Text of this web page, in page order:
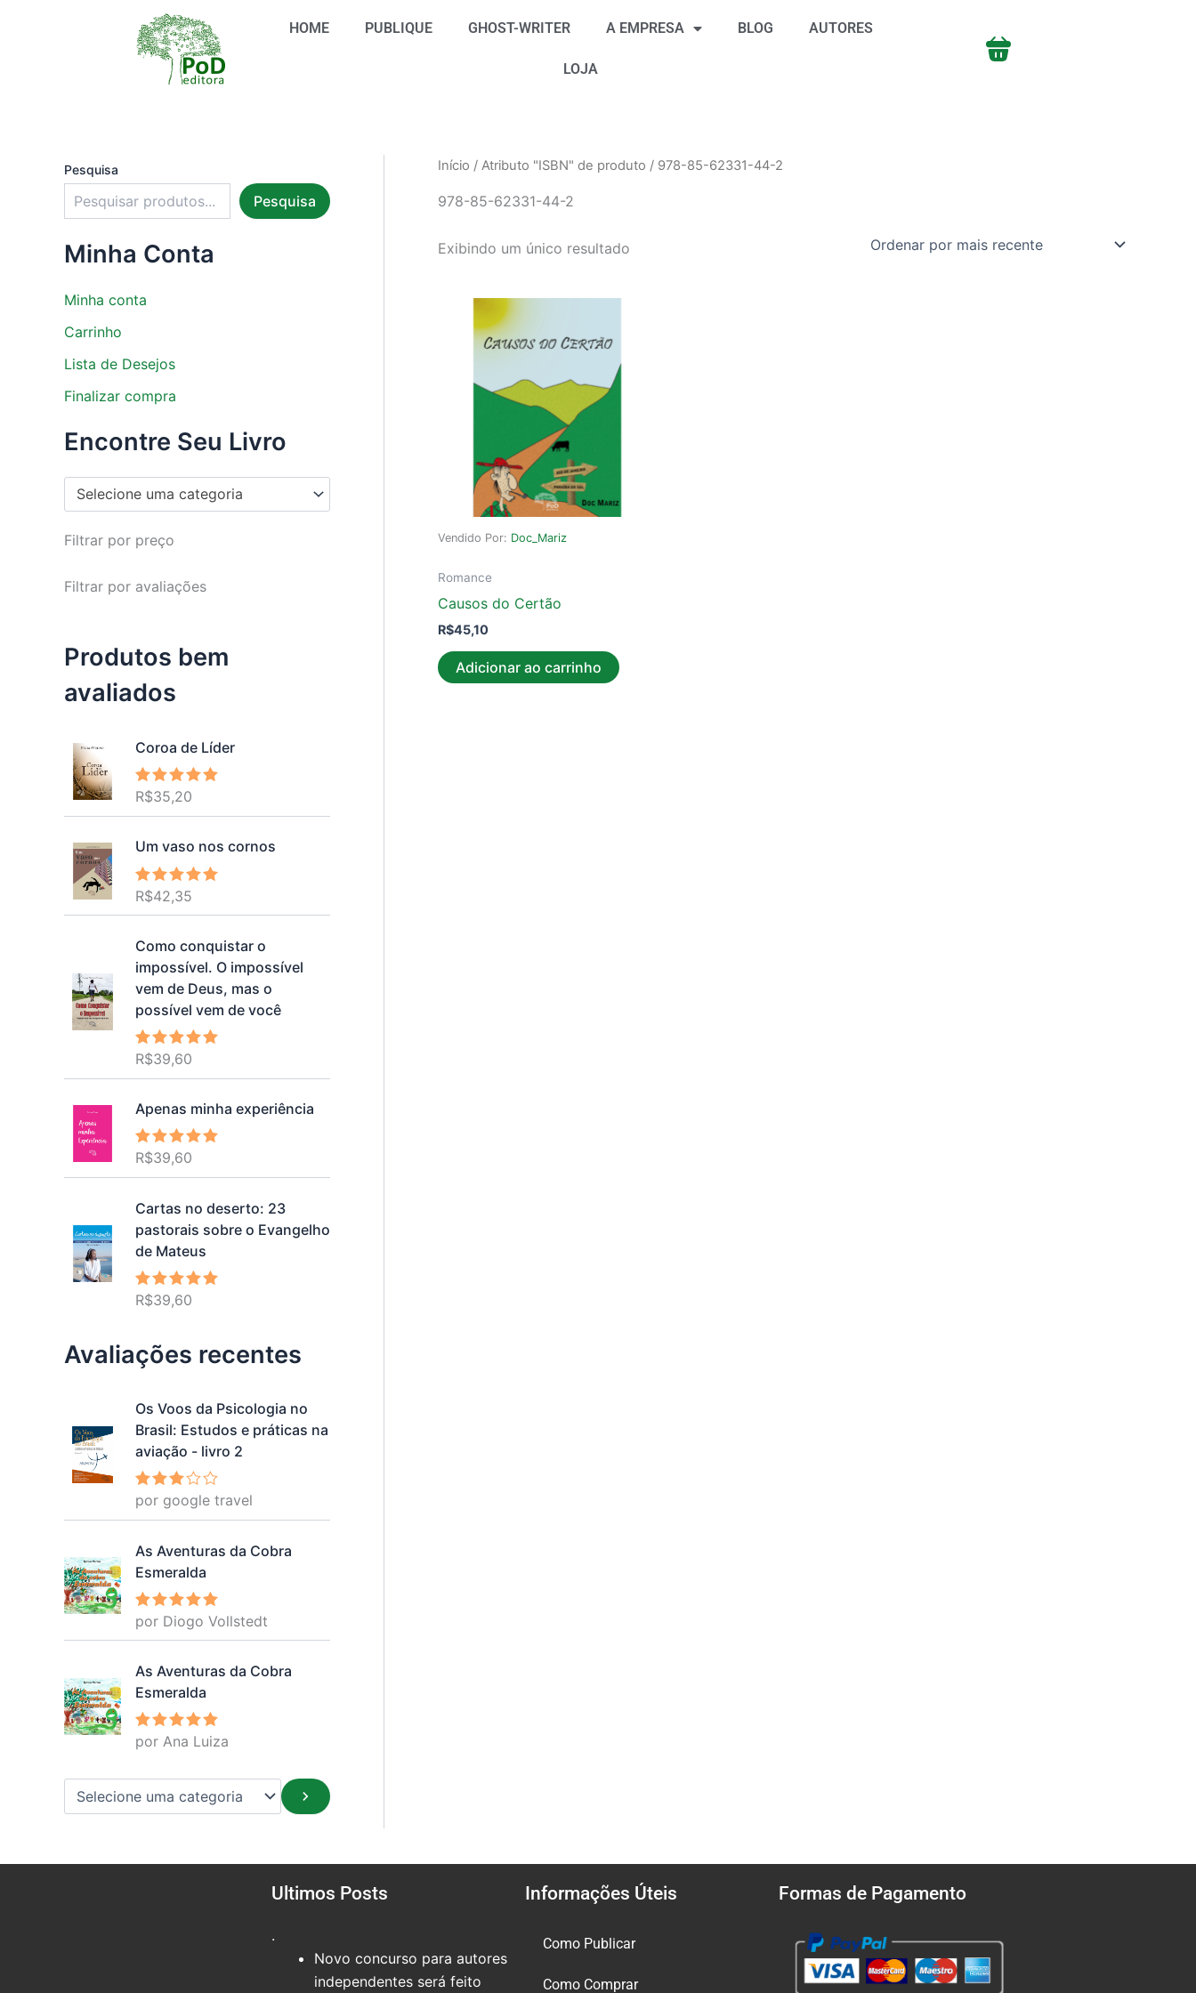
HOME PUBLIQUE GHOST-WRITER A EMPRESA BLOG AUTORES
LOJA
Pesquisa
Pesquisa
Minha Conta
Minha conta
Carrinho
Lista de Desejos
Finalizar compra
Encontre Seu Livro
Selecione uma categoria
Filtrar por preço
Filtrar por avaliações
Produtos bem
avaliados
Coroa de Líder
Avaliação
R$35,20
Um vaso nos cornos
Avaliação
de 5
R$42,35
Como conquistar o
impossível. O impossível
vem de Deus, mas o
possível vem de você
Avaliação
R$39,60
Apenas minha experiência
Avaliação
R$39,60
Cartas no deserto: 23
pastorais sobre o Evangelho
de Mateus
Avaliação
R$39,60
Avaliações recentes
Os Voos da Psicologia no
Brasil: Estudos e práticas na
aviação - livro 2
Avalia
ção 3
por google travel
As Aventuras da Cobra
Esmeralda
Avaliação
5
por Diogo Vollstedt
As Aventuras da Cobra
Esmeralda
Avaliação
5
por Ana Luiza
u
m
c
g
o
r
a
Início / Atributo "ISBN" de produto / 978-85-62331-44-2
978-85-62331-44-2
Exibindo um único resultado
Vendido Por: Doc_Mariz
Romance
Causos do Certão
R$45,10
Adicionar ao carrinho
Ultimos Posts
.
Novo concurso para autores
independentes será feito
Informações Úteis
Como Publicar
Como Comprar
Formas de Pagamento